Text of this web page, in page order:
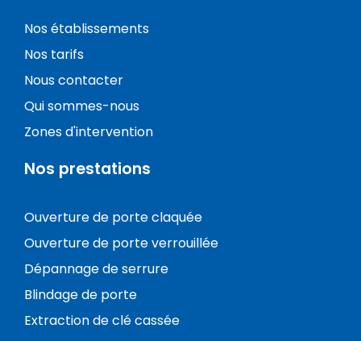
Nos établissements
Nos tarifs
Nous contacter
Qui sommes-nous
Zones d'intervention
Nos prestations
Ouverture de porte claquée
Ouverture de porte verrouillée
Dépannage de serrure
Blindage de porte
Extraction de clé cassée